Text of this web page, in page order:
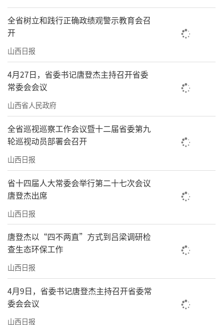
园，形成有机循环。目前，该县香菇种植总规
模达到4500万棒，位居全省前列。
在清徐县，绿色农业全程机械化种植正有
序推进。山西农宜生物科技有限公司在西谷乡
实施了万亩有机旱作玉米种植项目。“亮点是
使用了定制农机和宽窄行种植技术。”该公司
董事长郝利杰说，这有助于提升作业效率和改
善玉米通风透光状况。据此，清徐玉米亩产量
有望提高至1000公斤，实现产量和品质双提
升。
好生态的回报是慷慨的，最明显的是优质
农产品的增加。目前，我省已建设沁县、隰县
等14个特优农业品牌强县，培育山西小米、山
西陈醋、山西玉露香梨等区域公用品牌，全省
绿色有机农产品有效数达2388个，179个农产品
入选全国名特优新农产品名录，特优农业品牌
影响力持续增强。
全省树立和践行正确政绩观警示教育会召
开
山西日报
4月27日，省委书记唐登杰主持召开省委
常委会会议
山西省人民政府
全省巡视巡察工作会议暨十二届省委第九
轮巡视动员部署会召开
山西日报
省十四届人大常委会举行第二十七次会议
唐登杰出席
山西日报
唐登杰以“四不两直”方式到吕梁调研检
查生态环保工作
山西日报
4月9日，省委书记唐登杰主持召开省委常
委会会议
山西日报